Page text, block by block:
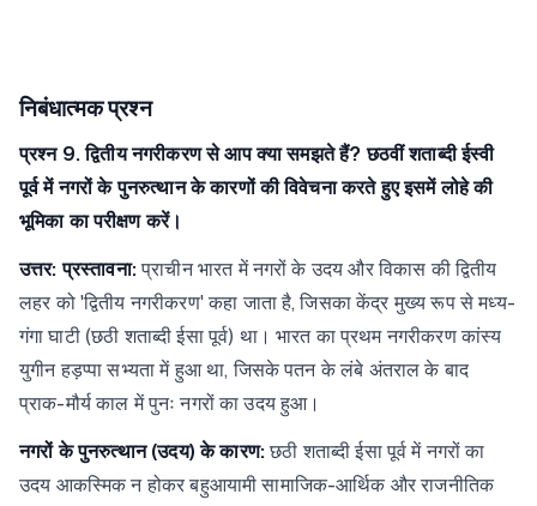
निबंधात्मक प्रश्न
प्रश्न 9. द्वितीय नगरीकरण से आप क्या समझते हैं? छठवीं शताब्दी ईस्वी
पूर्व में नगरों के पुनरुत्थान के कारणों की विवेचना करते हुए इसमें लोहे की
भूमिका का परीक्षण करें।
उत्तर: प्रस्तावना:प्राचीन भारत में नगरों के उदय और विकास की द्वितीय
लहर को 'द्वितीय नगरीकरण' कहा जाता है, जिसका केंद्र मुख्य रूप से मध्य-
गंगा घाटी (छठी शताब्दी ईसा पूर्व) था। भारत का प्रथम नगरीकरण कांस्य
युगीन हड़प्पा सभ्यता में हुआ था, जिसके पतन के लंबे अंतराल के बाद
प्राक-मौर्य काल में पुनः नगरों का उदय हुआ।
नगरों के पुनरुत्थान (उदय) के कारण:छठी शताब्दी ईसा पूर्व में नगरों का
उदय आकस्मिक न होकर बहुआयामी सामाजिक-आर्थिक और राजनीतिक